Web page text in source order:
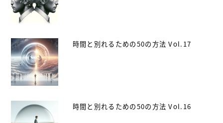
時間と別れるための50の方法 Vol.17
時間と別れるための50の方法 Vol.16